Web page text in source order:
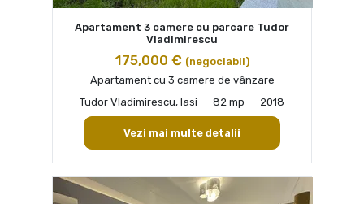
Apartament 3 camere cu parcare Tudor
Vladimirescu
175,000 € (negociabil)
Apartament cu 3 camere de vânzare
Tudor Vladimirescu, Iasi
82 mp 2018
Vezi mai multe detalii